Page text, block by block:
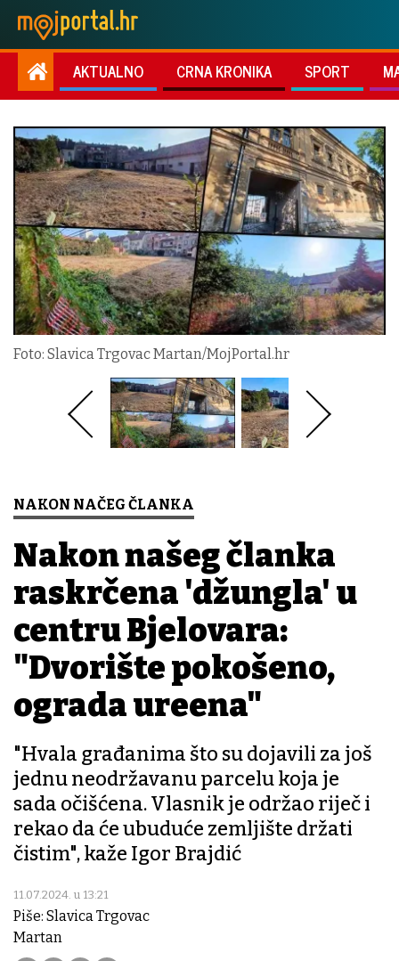
AKTUALNO CRNA KRONIKA SPORT
Foto: Slavica Trgovac Martan/MojPortal.hr
NAKON NAČEG ČLANKA
Nakon našeg članka
raskrčena 'džungla' u
centru Bjelovara:
"Dvorište pokošeno,
ograda uređena"
"Hvala građanima što su dojavili za još
jednu neodržavanu parcelu koja je
sada očišćena. Vlasnik je održao riječ i
rekao da će ubuduće zemljište držati
čistim", kaže Igor Brajdić
11.07.2024. u 13:21
Piše: Slavica Trgovac
Martan